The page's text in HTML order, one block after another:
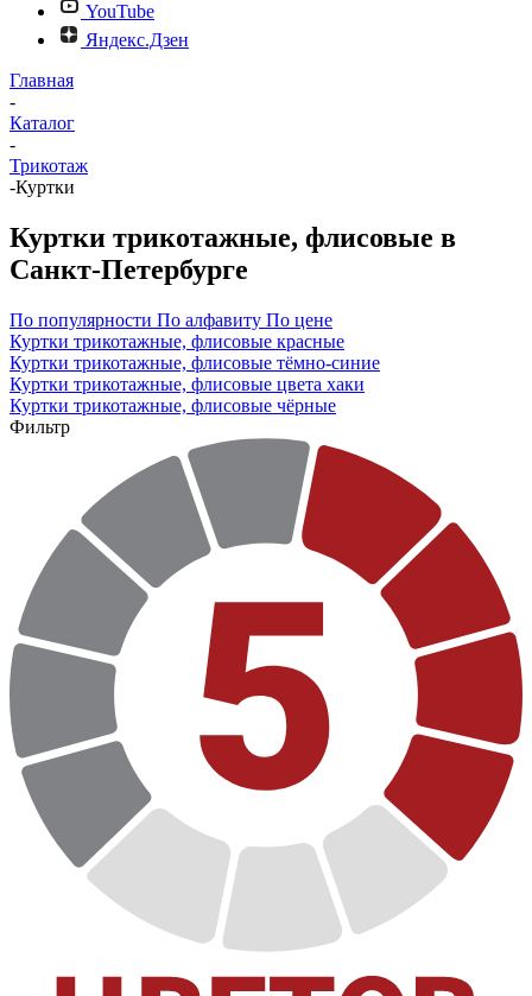
YouTube
Яндекс.Дзен
Главная
-
Каталог
-
Трикотаж
-Куртки
Куртки трикотажные, флисовые в
Санкт-Петербурге
По популярности По алфавиту По цене
Куртки трикотажные, флисовые красные
Куртки трикотажные, флисовые тёмно-синие
Куртки трикотажные, флисовые цвета хаки
Куртки трикотажные, флисовые чёрные
Фильтр